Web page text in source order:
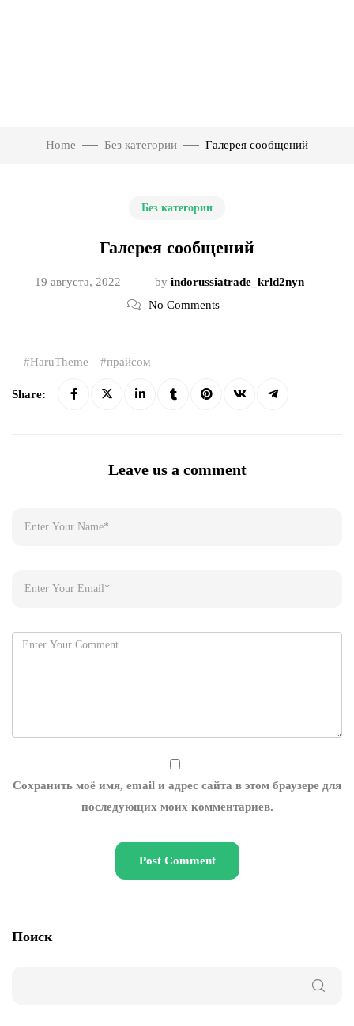
Home Без категории Галерея сообщений
Без категории
Галерея сообщений
19 августа, 2022 by indorussiatrade_krld2nyn
No Comments
HaruTheme прайсом
Share:
Leave us a comment
Сохранить моё имя, email и адрес сайта в этом браузере для
последующих моих комментариев.
Поиск